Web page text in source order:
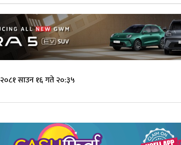
२०८१ साउन १६ गते २०:३५